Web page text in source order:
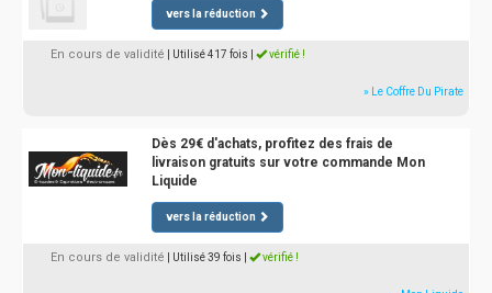
vers la réduction
En cours de validité | Utilisé 417 fois vérifié !
» Le Coffre Du Pirate
Dès 29€ d'achats, profitez des frais de
livraison gratuits sur votre commande Mon
Liquide
vers la réduction
En cours de validité | Utilisé 39 fois vérifié !